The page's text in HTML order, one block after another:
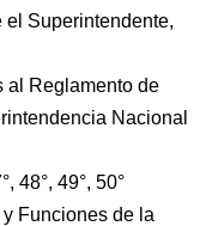
el Superintendente,
al Reglamento de
Nacional
48°, 49°, 50°
Funciones de la